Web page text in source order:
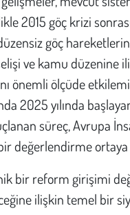
2015 göç krizi
göç
ve kamu düzenine
önemli ölçüde
2025 yılında
süreç, Avrupa
değerlendirme
bir reform girişimi
ilişkin temel bir